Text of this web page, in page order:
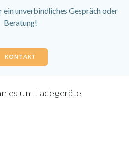
ein unverbindliches Gespräch oder
Beratung!
KONTAKT
es um Ladegeräte